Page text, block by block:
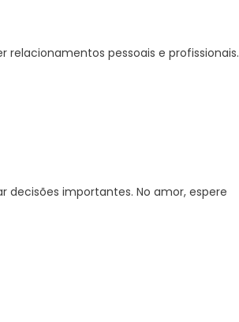
pessoais e profissionais.
importantes. No amor, espere